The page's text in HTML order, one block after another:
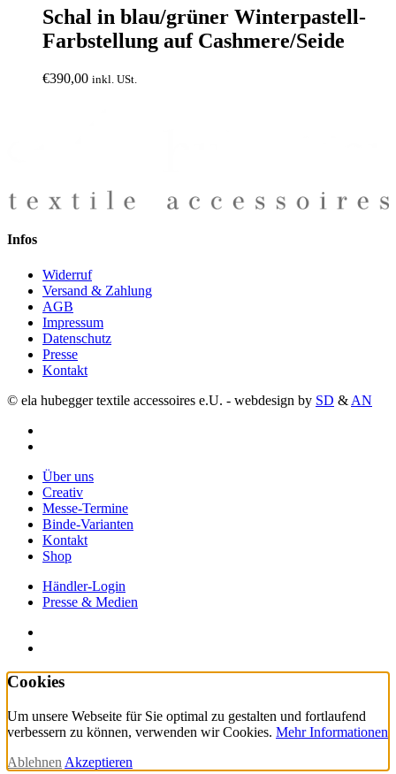
Schal in blau/grüner Winterpastell-
Farbstellung auf Cashmere/Seide
€390,00 inkl. USt.
Infos
Widerruf
Versand & Zahlung
AGB
Impressum
Datenschutz
Presse
Kontakt
© ela hubegger textile accessoires e.U. - webdesign by SD & AN
Close
Menu
Über uns
Creativ
Messe-Termine
Binde-Varianten
Kontakt
Shop
Händler-Login
Presse & Medien
Cookies
Um unsere Webseite für Sie optimal zu gestalten und fortlaufend
verbessern zu können, verwenden wir Cookies. Mehr Informationen
Ablehnen Akzeptieren